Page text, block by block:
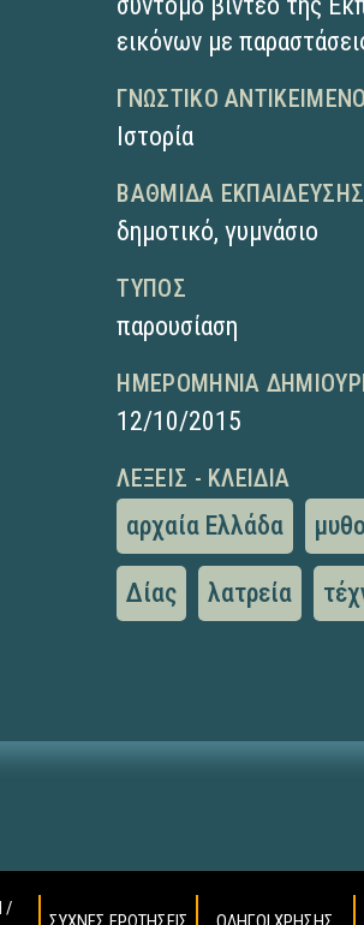
εικόνων με
ΓΝΩΣΤΙΚΌ ΑΝΤΙΚΕΊΜΕΝΟ
Ιστορία
ΒΑΘΜΊΔΑ ΕΚΠΑΊΔΕΥΣΗΣ
δημοτικό,γυμνάσιο
ΤΎΠΟΣ
παρουσίαση
ΗΜΕΡΟΜΗΝΊΑ
12/10/2015
ΛΈΞΕΙΣ - ΚΛΕΙΔΙΆ
αρχαία Ελλάδα
Δίας λατρεία
/